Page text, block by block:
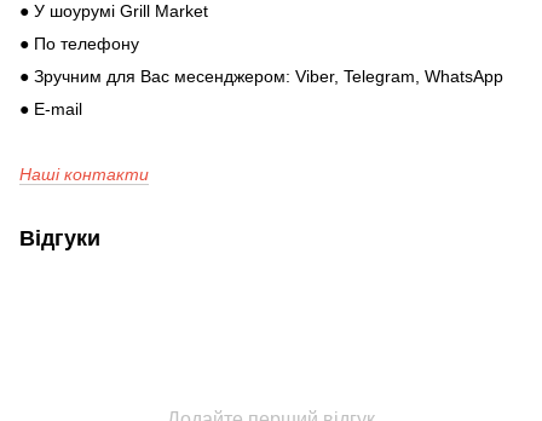
● У шоурумі Grill Market
● По телефону
● Зручним для Вас месенджером: Viber, Telegram, WhatsApp
● E-mail
Наші контакти
Відгуки